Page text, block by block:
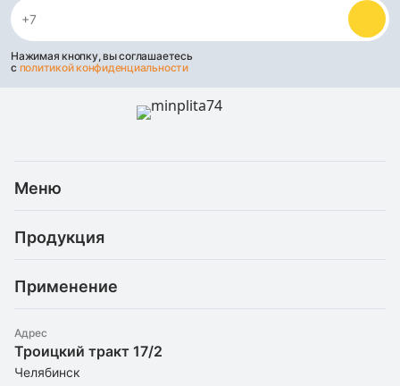
Нажимая кнопку, вы соглашаетесь
с политикой конфиденциальности
Меню
Услуги
Доставка и оплата
О компании
Утеплители оптом
Контакты
Продукция
Базальтовая теплоизоляция
Штапельное стекловолокно
Экструдированный пенополистирол
Пенопласт
Применение
Для бани/сауны
Для вентиляции
Для камина
Адрес
Троицкий тракт 17/2
Челябинск